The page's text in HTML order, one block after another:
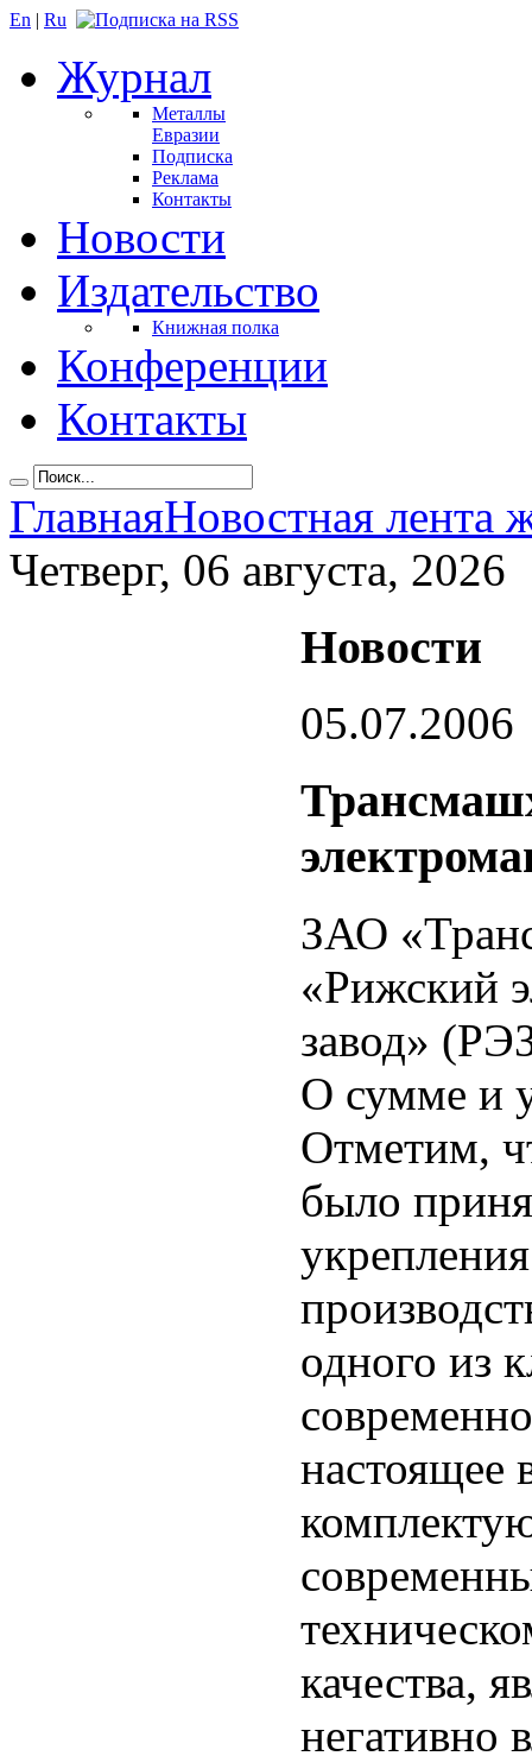
En | Ru
Журнал
Металлы
Евразии
Подписка
Реклама
Контакты
Новости
Издательство
Книжная полка
Конференции
Контакты
ГлавнаяНовостная лента
Четверг, 06 августа, 2026
Новости
05.07.2006
ЗАО
«Рижский
завод»
О сумме и
Отметим,
было
одного из
настоящее
качества,
негативно